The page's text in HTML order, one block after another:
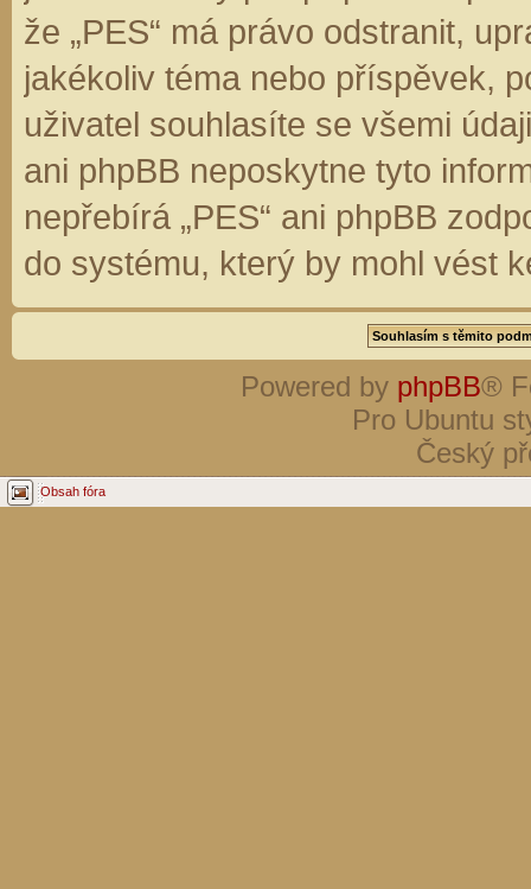
že „PES“ má právo odstranit,
jakékoliv téma nebo příspěvek,
uživatel souhlasíte se všemi
ani phpBB neposkytne tyto
nepřebírá „PES“ ani phpBB
do systému, který by mohl vést
Powered by phpBB®
Pro Ubuntu
Český
Obsah fóra